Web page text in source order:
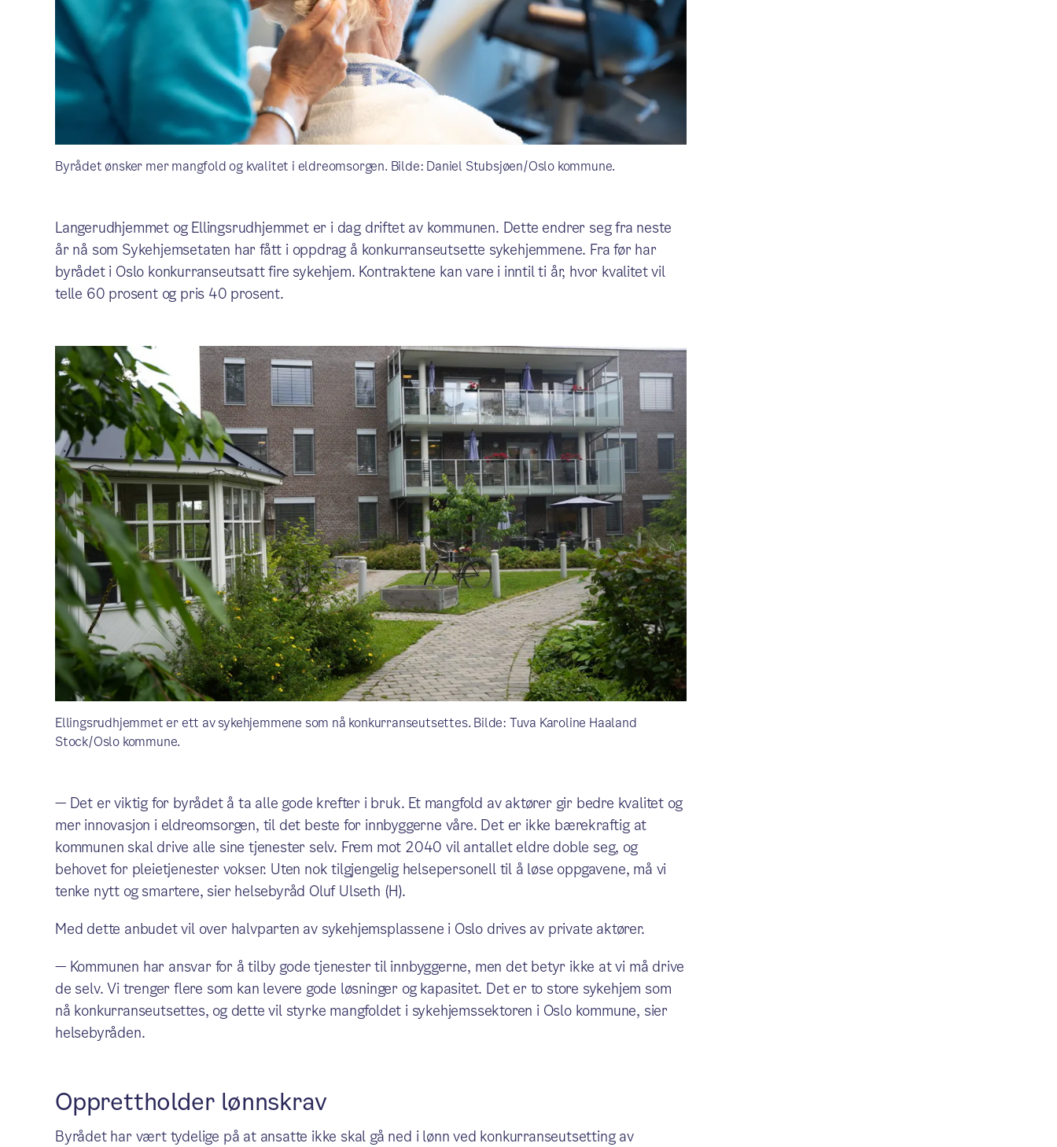
Byrådet ønsker mer mangfold og kvalitet i eldreomsorgen. Bilde: Daniel Stubsjøen/Oslo kommune.
Langerudhjemmet og Ellingsrudhjemmet er i dag driftet av kommunen. Dette endrer seg fra neste
år nå som Sykehjemsetaten har fått i oppdrag å konkurranseutsette sykehjemmene. Fra før har
byrådet i Oslo konkurranseutsatt fire sykehjem. Kontraktene kan vare i inntil ti år, hvor kvalitet vil
telle 60 prosent og pris 40 prosent.
Ellingsrudhjemmet er ett av sykehjemmene som nå konkurranseutsettes. Bilde: Tuva Karoline Haaland
Stock/Oslo kommune.
— Det er viktig for byrådet å ta alle gode krefter i bruk. Et mangfold av aktører gir bedre kvalitet og
mer innovasjon i eldreomsorgen, til det beste for innbyggerne våre. Det er ikke bærekraftig at
kommunen skal drive alle sine tjenester selv. Frem mot 2040 vil antallet eldre doble seg, og
behovet for pleietjenester vokser. Uten nok tilgjengelig helsepersonell til å løse oppgavene, må vi
tenke nytt og smartere, sier helsebyråd Oluf Ulseth (H).
Med dette anbudet vil over halvparten av sykehjemsplassene i Oslo drives av private aktører.
— Kommunen har ansvar for å tilby gode tjenester til innbyggerne, men det betyr ikke at vi må drive
de selv. Vi trenger flere som kan levere gode løsninger og kapasitet. Det er to store sykehjem som
nå konkurranseutsettes, og dette vil styrke mangfoldet i sykehjemssektoren i Oslo kommune, sier
helsebyråden.
Opprettholder lønnskrav
Byrådet har vært tydelige på at ansatte ikke skal gå ned i lønn ved konkurranseutsetting av